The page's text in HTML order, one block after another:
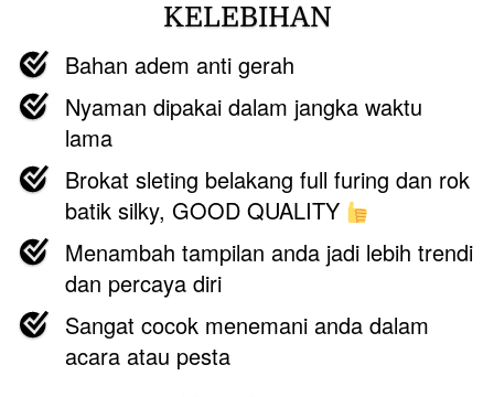
KELEBIHAN
Bahan adem anti gerah
Nyaman dipakai dalam jangka waktu
lama
Brokat sleting belakang full furing dan rok
batik silky, GOOD QUALITY
Menambah tampilan anda jadi lebih trendi
dan percaya diri
Sangat cocok menemani anda dalam
acara atau pesta